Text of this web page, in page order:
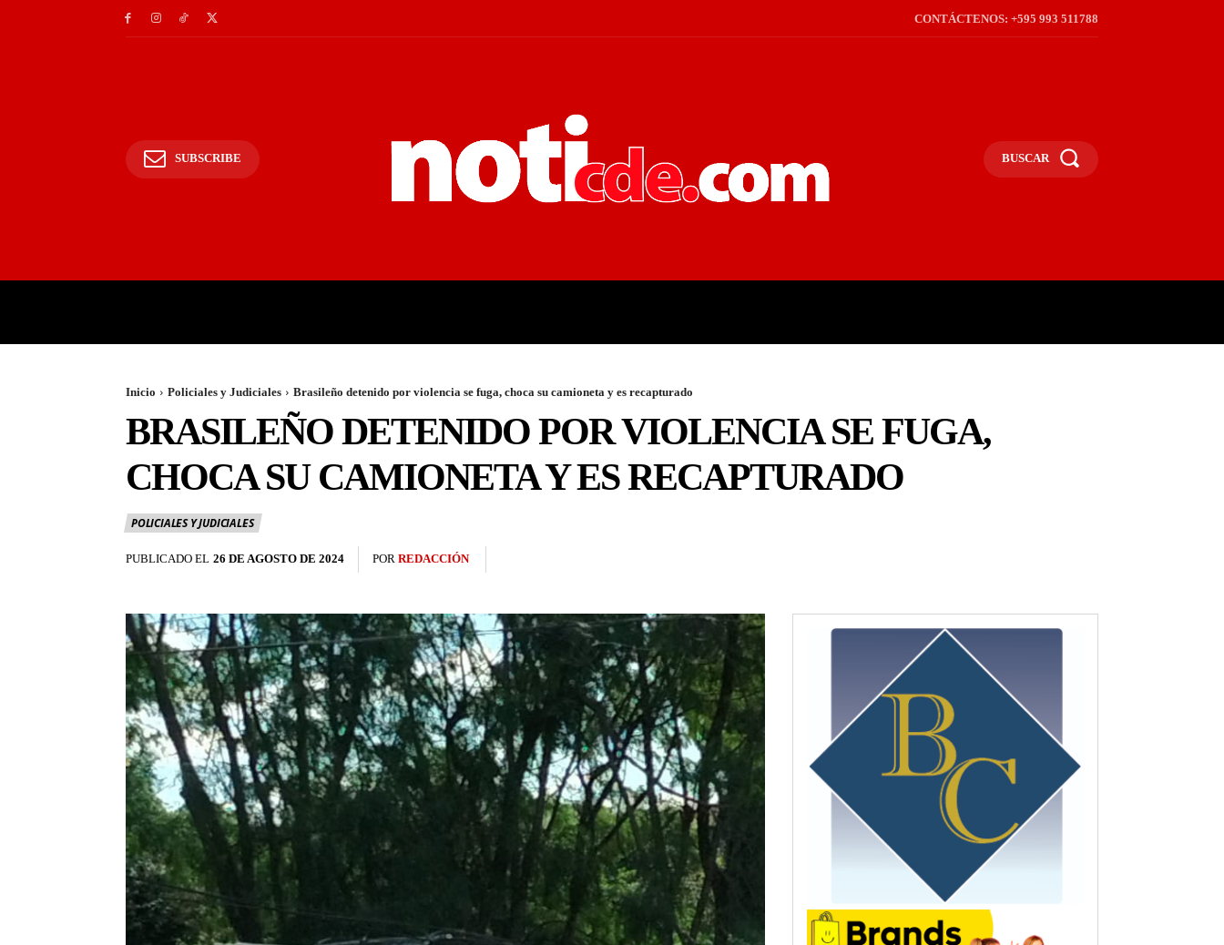
CONTÁCTENOS: +595 993 511788
SUBSCRIBE BUSCAR
Inicio Policiales y Judiciales Brasileño detenido por violencia se fuga, choca su camioneta y es recapturado
BRASILEÑO DETENIDO POR VIOLENCIA SE FUGA,
CHOCA SU CAMIONETA Y ES RECAPTURADO
POLICIALES Y JUDICIALES
PUBLICADO EL 26 DE AGOSTO DE 2024 POR REDACCIÓN